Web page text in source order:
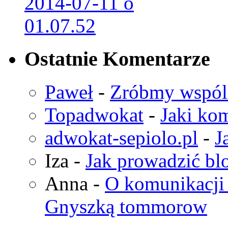
Ostatnie Komentarze
Paweł - Zróbmy
Topadwokat - Jaki
adwokat-sepiolo.pl -
Iza - Jak prowadzić
Anna - O komunikacji
Gnyszką tommorow